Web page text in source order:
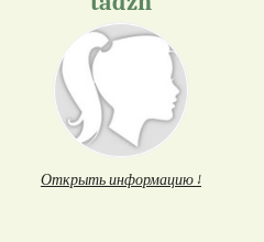
Открыть информацию ↓